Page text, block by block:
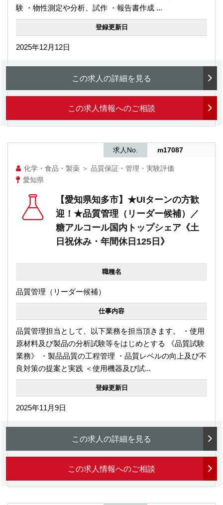
験 ・物性測定や分析、試作 ・報告書作成 ...
登録更新日
2025年12月12日
この求人の詳細を見る
この求人情報へのご相談
化学・食品・製薬 ＞ 品質保証・管理・実験評価
愛知県
求人No. m17087
【愛知県知多市】★UIターンの方歓
迎！★品質管理（リーダー候補）／
糖アルコール国内トップシェア《土
日祝休み・年間休日125日》
職種名
品質管理（リーダー候補）
仕事内容
品質管理担当として、以下業務を担当頂きます。 ・使用
原材料及び製品の分析試験等をはじめとする 《品質試験
業務》 ・製品品質の工程管理 ・品質レベルの向上及び不
良対策の提案と実践 ＜使用機器及び試...
登録更新日
2025年11月9日
この求人の詳細を見る
この求人情報へのご相談